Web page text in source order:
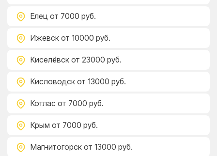
Елец от 7000 руб.
Ижевск от 10000 руб.
Киселёвск от 23000 руб.
Кисловодск от 13000 руб.
Котлас от 7000 руб.
Крым от 7000 руб.
Магнитогорск от 13000 руб.